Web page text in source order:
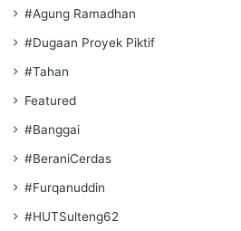
#Agung Ramadhan
#Dugaan Proyek Piktif
#Tahan
Featured
#Banggai
#BeraniCerdas
#Furqanuddin
#HUTSulteng62